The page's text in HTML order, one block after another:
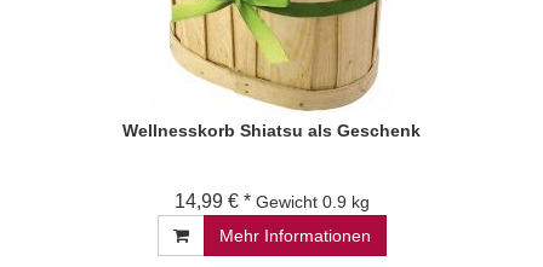
Wellnesskorb Shiatsu als Geschenk
14,99 € * Gewicht 0.9 kg
Mehr Informationen